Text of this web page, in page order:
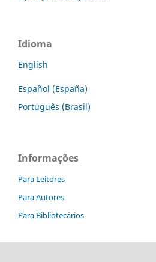
Idioma
English
Español (España)
Português (Brasil)
Informações
Para Leitores
Para Autores
Para Bibliotecários